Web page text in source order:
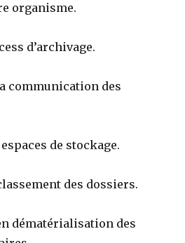
organisme.
d’archivage.
communication des
de stockage.
des dossiers.
dématérialisation des